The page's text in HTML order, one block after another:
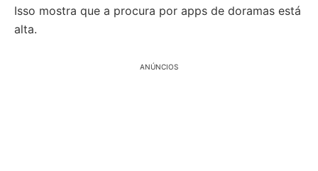
Isso mostra que a procura por apps de doramas está
alta.
ANÚNCIOS